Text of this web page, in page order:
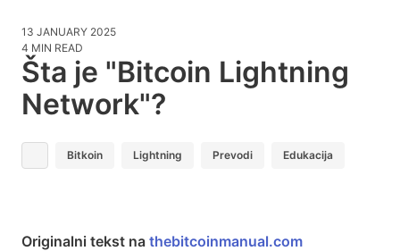
13 JANUARY 2025
4 MIN READ
Šta je "Bitcoin Lightning
Network"?
Bitkoin Lightning Prevodi Edukacija
Originalni tekst na thebitcoinmanual.com